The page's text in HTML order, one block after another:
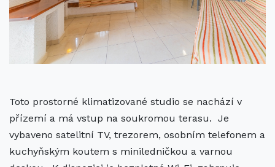
Toto prostorné klimatizované studio se nachází v
přízemí a má vstup na soukromou terasu. Je
vybaveno satelitní TV, trezorem, osobním telefonem a
kuchyňským koutem s miniledničkou a varnou